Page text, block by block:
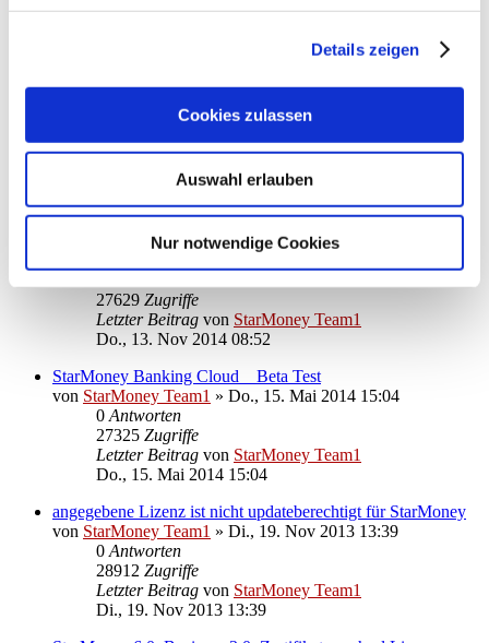
Details zeigen
Cookies zulassen
Auswahl erlauben
Nur notwendige Cookies
27163Zugriffe
BEHOBEN: Windows 8.1 (64bit): StarMoney startet nicht
StarMoney Team1»Do., 13. Nov 2014 15:33
0Antworten
Letzter BeitragvonStarMoney Team1
Do., 13. Nov 2014 15:33
Windows 8.1 (64bit): StarMoney startet nicht mehr
27629 Zugriffe
Letzter Beitrag von StarMoney Team1
Do., 13. Nov 2014 08:52
StarMoney Banking Cloud _ Beta Test
von StarMoney Team1 » Do., 15. Mai 2014 15:04
0 Antworten
27325 Zugriffe
Letzter Beitrag von StarMoney Team1
Do., 15. Mai 2014 15:04
angegebene Lizenz ist nicht updateberechtigt für StarMoney
von StarMoney Team1 » Di., 19. Nov 2013 13:39
0 Antworten
28912 Zugriffe
Letzter Beitrag von StarMoney Team1
Di., 19. Nov 2013 13:39